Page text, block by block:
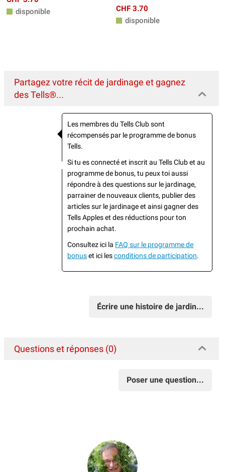
disponible
CHF 3.70
disponible
Partagez votre récit de jardinage et gagnez
des Tells®...
Les membres du Tells Club sont
récompensés par le programme de bonus
Tells.
Si tu es connecté et inscrit au Tells Club et au
programme de bonus, tu peux toi aussi
répondre à des questions sur le jardinage,
parrainer de nouveaux clients, publier des
articles sur le jardinage et ainsi gagner des
Tells Apples et des réductions pour ton
prochain achat.
Consultez ici la FAQ sur le programme de
bonuset ici lesconditions de participation.
Écrire une histoire de jardin...
Questions et réponses (0)
Poser une question...